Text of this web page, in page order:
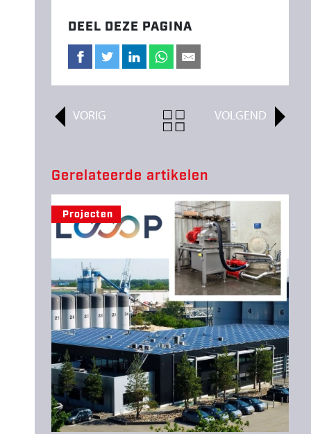
DEEL DEZE PAGINA
Gerelateerde artikelen
Projecten
VORIG ALL
ARTICLES
VOLGEND